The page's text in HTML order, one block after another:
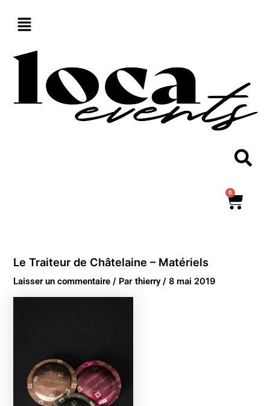
0
Le Traiteur de Châtelaine – Matériels
Laisser un commentaire / Parthierry/8 mai 2019